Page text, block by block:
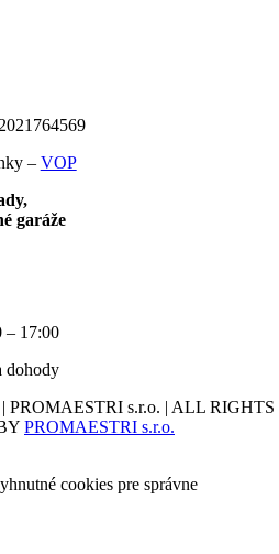
– VOP
garáže
– 17:00
dohody
PROMAESTRI s.r.o. | ALL RIGHTS
PROMAESTRI s.r.o.
cookies pre správne